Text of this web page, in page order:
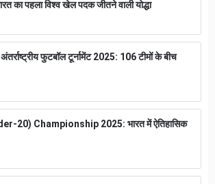
का पहला विश्व खेल पदक जीतने वाली योद्धा
फुटबॉल टूर्नामेंट 2025: 106 टीमों के बीच
20) Championship 2025: भारत में ऐतिहासिक